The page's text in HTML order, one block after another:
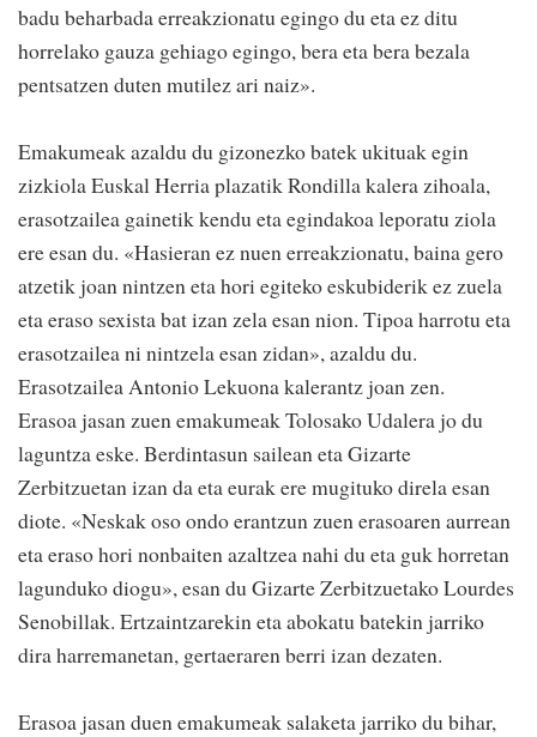
badu beharbada erreakzionatu egingo du eta ez ditu
horrelako gauza gehiago egingo, bera eta bera bezala
pentsatzen duten mutilez ari naiz».
Emakumeak azaldu du gizonezko batek ukituak egin
zizkiola Euskal Herria plazatik Rondilla kalera zihoala,
erasotzailea gainetik kendu eta egindakoa leporatu ziola
ere esan du. «Hasieran ez nuen erreakzionatu, baina gero
atzetik joan nintzen eta hori egiteko eskubiderik ez zuela
eta eraso sexista bat izan zela esan nion. Tipoa harrotu eta
erasotzailea ni nintzela esan zidan», azaldu du.
Erasotzailea Antonio Lekuona kalerantz joan zen.
Erasoa jasan zuen emakumeak Tolosako Udalera jo du
laguntza eske. Berdintasun sailean eta Gizarte
Zerbitzuetan izan da eta eurak ere mugituko direla esan
diote. «Neskak oso ondo erantzun zuen erasoaren aurrean
eta eraso hori nonbaiten azaltzea nahi du eta guk horretan
lagunduko diogu», esan du Gizarte Zerbitzuetako Lourdes
Senobillak. Ertzaintzarekin eta abokatu batekin jarriko
dira harremanetan, gertaeraren berri izan dezaten.
Erasoa jasan duen emakumeak salaketa jarriko du bihar,